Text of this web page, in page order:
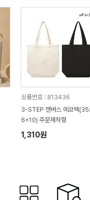
상품번호 : 813436
3-STEP 캔버스 에코백
6x10) 주문제작형
1,310원